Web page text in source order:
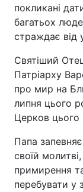
покликані
багатьох
страждає від
Святіший
Патріарху
про мир на
липня цього
Церков цього
Папа
своїй
примирення
перебувати у